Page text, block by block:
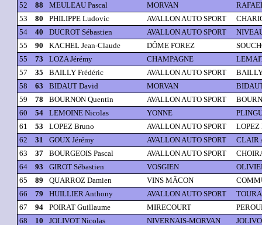
52
88 MEULEAU Pascal MORVAN
53
80 PHILIPPE Ludovic AVALLON AUTO SPORT
54
40 DUCROT Sébastien AVALLON AUTO SPORT
55
90 KACHEL Jean-Claude DÔME FOREZ
55
73 LOZA Jérémy CHAMPAGNE
57
35 BAILLY Frédéric AVALLON AUTO SPORT
58
63 BIDAUT David MORVAN
59
78 BOURNON Quentin AVALLON AUTO SPORT
60
54 LEMOINE Nicolas YONNE
61
53 LOPEZ Bruno AVALLON AUTO SPORT
LOPEZ
62
31 GOUX Jérémy AVALLON AUTO SPORT
CLAIR
63
37 BOURGEOIS Pascal AVALLON AUTO SPORT
64
93 GIROT Sébastien VOSGIEN
65
89 QUARROZ Damien VINS MÂCON
66
79 HUILLIER Anthony AVALLON AUTO SPORT
67
94 POIRAT Guillaume MIRECOURT
68
10 JOLIVOT Nicolas NIVERNAIS-MORVAN